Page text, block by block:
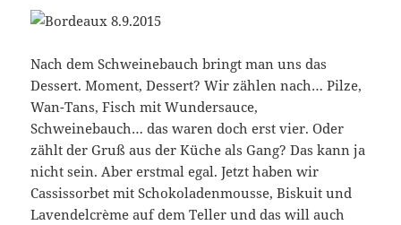
Nach dem Schweinebauch bringt man uns das
Dessert. Moment, Dessert? Wir zählen nach… Pilze,
Wan-Tans, Fisch mit Wundersauce,
Schweinebauch… das waren doch erst vier. Oder
zählt der Gruß aus der Küche als Gang? Das kann ja
nicht sein. Aber erstmal egal. Jetzt haben wir
Cassissorbet mit Schokoladenmousse, Biskuit und
Lavendelcrème auf dem Teller und das will auch